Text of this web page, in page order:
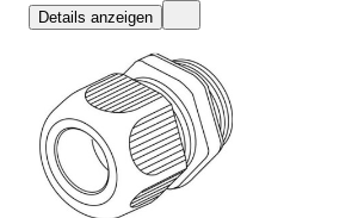
Details anzeigen